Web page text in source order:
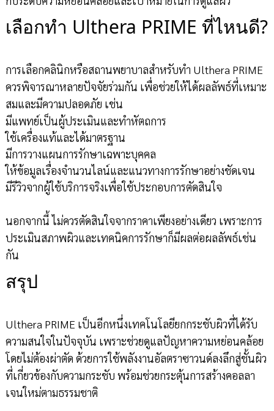
เลือกทำ Ulthera PRIME ที่ไหนดี?
การเลือกคลินิกหรือสถานพยาบาลสำหรับทำ Ulthera PRIME
ควรพิจารณาหลายปัจจัยร่วมกัน เพื่อช่วยให้ได้ผลลัพธ์ที่เหมาะ
สมและมีความปลอดภัย เช่น
มีแพทย์เป็นผู้ประเมินและทำหัตถการ
ใช้เครื่องแท้และได้มาตรฐาน
มีการวางแผนการรักษาเฉพาะบุคคล
ให้ข้อมูลเรื่องจำนวนไลน์และแนวทางการรักษาอย่างชัดเจน
มีรีวิวจากผู้ใช้บริการจริงเพื่อใช้ประกอบการตัดสินใจ
นอกจากนี้ ไม่ควรตัดสินใจจากราคาเพียงอย่างเดียว เพราะการ
ประเมินสภาพผิวและเทคนิคการรักษาก็มีผลต่อผลลัพธ์เช่น
กัน
สรุป
Ulthera PRIME เป็นอีกหนึ่งเทคโนโลยียกกระชับผิวที่ได้รับ
ความสนใจในปัจจุบัน เพราะช่วยดูแลปัญหาความหย่อนคล้อย
โดยไม่ต้องผ่าตัด ด้วยการใช้พลังงานอัลตราซาวนด์ลงลึกสู่ชั้นผิว
ที่เกี่ยวข้องกับความกระชับ พร้อมช่วยกระตุ้นการสร้างคอลลา
เจนใหม่ตามธรรมชาติ